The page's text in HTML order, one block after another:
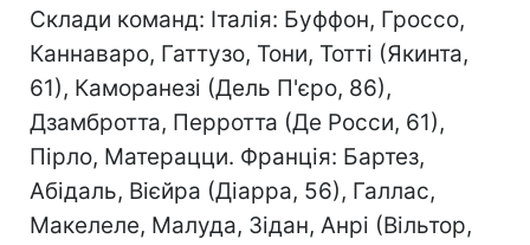
Склади команд: Італія: Буффон, Гроссо,
Каннаваро, Гаттузо, Тони, Тотті (Якинта,
61), Каморанезі (Дель П'єро, 86),
Дзамбротта, Перротта (Де Росси, 61),
Пірло, Матерацци. Франція: Бартез,
Абідаль, Вієйра (Діарра, 56), Галлас,
Макелеле, Малуда, Зідан, Анрі (Вільтор,